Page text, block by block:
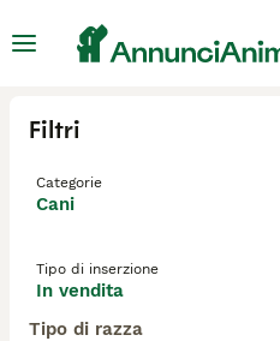
Filtri
Categorie
Cani
Tipo di inserzione
In vendita
Tipo di razza